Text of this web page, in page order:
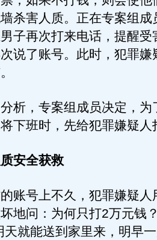
杀害人质。正在专案组成
子再次打来电话，提醒受
说了账号。此时，犯罪嫌
，专案组成员决定，为
下班时，先给犯罪嫌疑人
质安全获救
号上不久，犯罪嫌疑人
地问：为何只打2万元钱
天就能送到家里来，明早